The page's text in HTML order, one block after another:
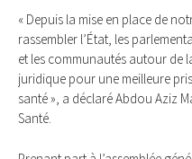
« Depuis la mise en place de
rassembler l’État, les
et les communautés autour de
juridique pour une meilleure
santé », a déclaré Abdou Aziz
Santé.